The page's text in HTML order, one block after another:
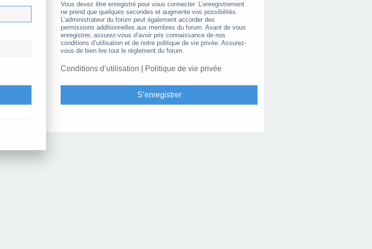
Vous devez être enregistré pour vous connecter. L’enregistrement
ne prend que quelques secondes et augmente vos possibilités.
L’administrateur du forum peut également accorder des
permissions additionnelles aux membres du forum. Avant de vous
enregistrer, assurez-vous d’avoir pris connaissance de nos
conditions d’utilisation et de notre politique de vie privée. Assurez-
vous de bien lire tout le règlement du forum.
Conditions d’utilisation Politique de vie privée
S’enregistrer